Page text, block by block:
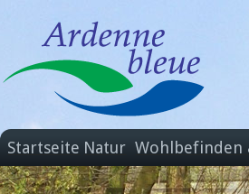
Startseite Natur Wohlbefinden